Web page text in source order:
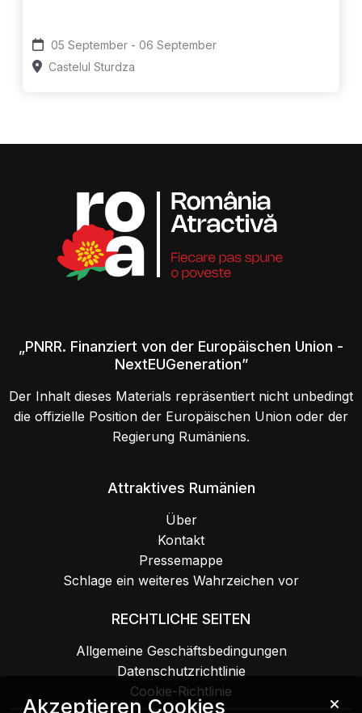
05 September - 06 September
Castelul Sturdza
„PNRR. Finanziert von der Europäischen Union -
NextEUGeneration”
Der Inhalt dieses Materials repräsentiert nicht unbedingt
die offizielle Position der Europäischen Union oder der
Regierung Rumäniens.
Attraktives Rumänien
Über
Kontakt
Pressemappe
Schlage ein weiteres Wahrzeichen vor
RECHTLICHE SEITEN
Allgemeine Geschäftsbedingungen
Datenschutzrichtlinie
Cookie-Richtlinie
Akzeptieren Cookies